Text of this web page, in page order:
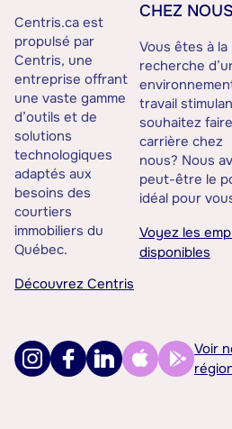
Centris.ca est
propulsé par
Centris, une
entreprise offrant
une vaste gamme
d’outils et de
solutions
technologiques
adaptés aux
besoins des
courtiers
immobiliers du
Québec.
Découvrez Centris
CHEZ NOUS
Vous êtes à la
recherche
travail
souhaitez faire
carrière chez
nous? Nous
peut-être le
idéal pour
Voyez les
disponibles
Voir